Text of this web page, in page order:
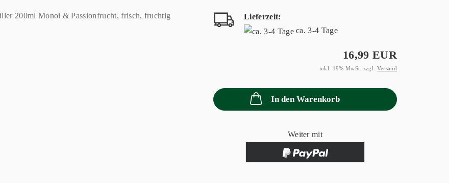
Lieferzeit:
ca. 3-4 Tage
16,99 EUR
inkl. 19% MwSt. zzgl. Versand
In den Warenkorb
Weiter mit